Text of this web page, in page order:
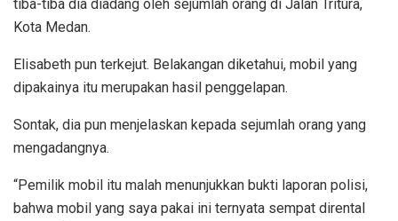
tiba-tiba dia diadang oleh sejumlah orang di Jalan Tritura,
Kota Medan.
Elisabeth pun terkejut. Belakangan diketahui, mobil yang
dipakainya itu merupakan hasil penggelapan.
Sontak, dia pun menjelaskan kepada sejumlah orang yang
mengadangnya.
“Pemilik mobil itu malah menunjukkan bukti laporan polisi,
bahwa mobil yang saya pakai ini ternyata sempat dirental